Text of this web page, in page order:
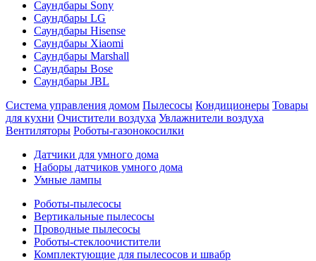
Саундбары Sony
Саундбары LG
Саундбары Hisense
Саундбары Xiaomi
Саундбары Marshall
Саундбары Bose
Саундбары JBL
Система управления домом Пылесосы Кондиционеры Товары
для кухни Очистители воздуха Увлажнители воздуха
Вентиляторы Роботы-газонокосилки
Датчики для умного дома
Наборы датчиков умного дома
Умные лампы
Роботы-пылесосы
Вертикальные пылесосы
Проводные пылесосы
Роботы-стеклоочистители
Комплектующие для пылесосов и швабр